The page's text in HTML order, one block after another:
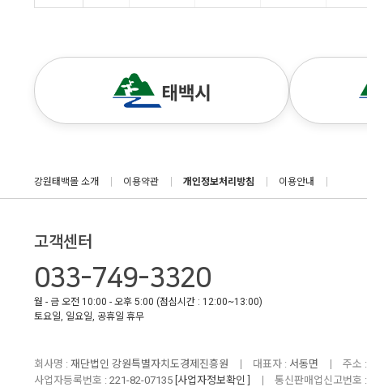
강원태백몰 소개 이용약관 개인정보처리방침 이용안내
고객센터
033-749-3320
월 - 금 오전 10:00 - 오후 5:00 (점심시간 : 12:00~13:00)
토요일, 일요일, 공휴일 휴무
회사명 : 재단법인 강원특별자치도경제진흥원 대표자 : 서동면 주소 :
사업자등록번호 : 221-82-07135 [사업자정보확인 ] 통신판매업신고번호 :